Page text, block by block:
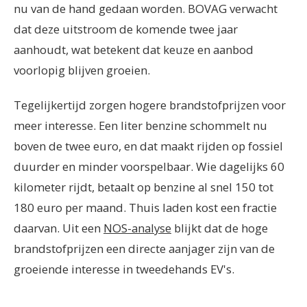
nu van de hand gedaan worden. BOVAG verwacht
dat deze uitstroom de komende twee jaar
aanhoudt, wat betekent dat keuze en aanbod
voorlopig blijven groeien.
Tegelijkertijd zorgen hogere brandstofprijzen voor
meer interesse. Een liter benzine schommelt nu
boven de twee euro, en dat maakt rijden op fossiel
duurder en minder voorspelbaar. Wie dagelijks 60
kilometer rijdt, betaalt op benzine al snel 150 tot
180 euro per maand. Thuis laden kost een fractie
daarvan. Uit een NOS-analyse blijkt dat de hoge
brandstofprijzen een directe aanjager zijn van de
groeiende interesse in tweedehands EV's.